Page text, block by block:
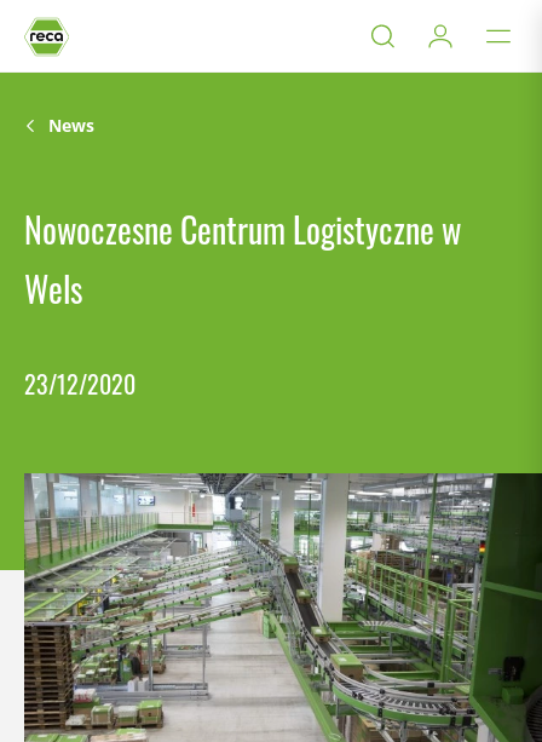
News
Nowoczesne Centrum Logistyczne w
Wels
23/12/2020